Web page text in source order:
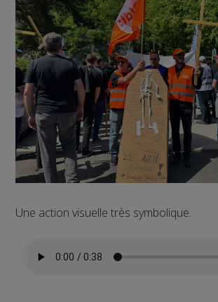
Une action visuelle très symbolique.